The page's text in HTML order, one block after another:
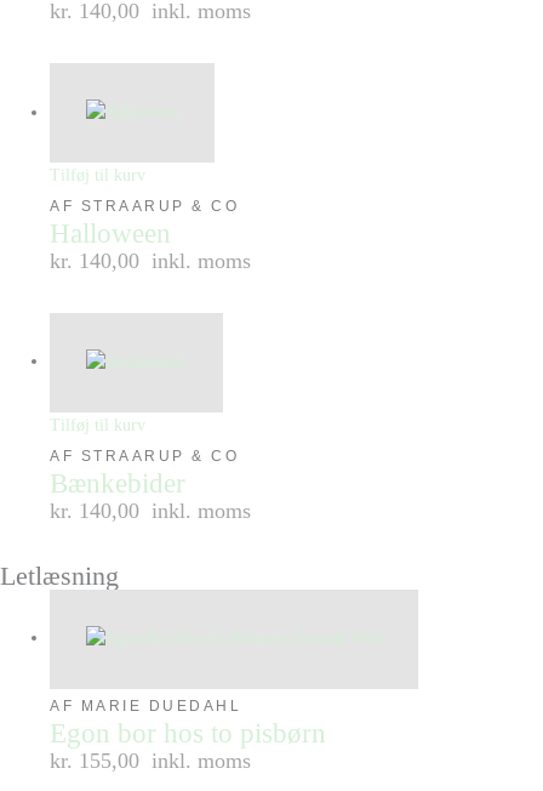
kr. 140,00 inkl. moms
Tilføj til kurv
AF STRAARUP & CO
Halloween
kr. 140,00 inkl. moms
Tilføj til kurv
AF STRAARUP & CO
Bænkebider
kr. 140,00 inkl. moms
Letlæsning
AF MARIE DUEDAHL
Egon bor hos to pisbørn
kr. 155,00 inkl. moms